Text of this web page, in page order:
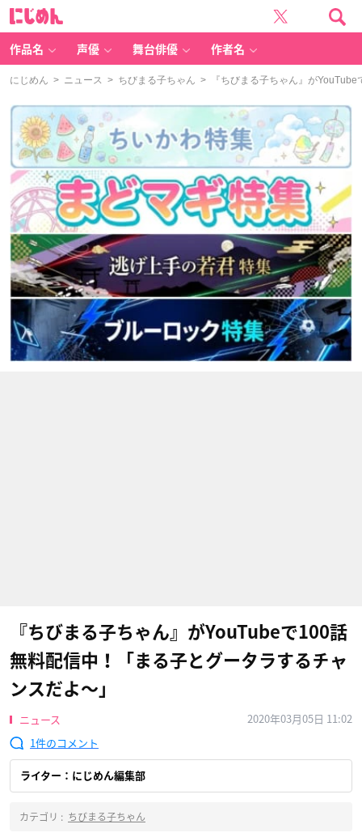
作品名 声優 舞台俳優 作者名
にじめん > ニュース > ちびまる子ちゃん > 『ちびまる子ちゃん』がYouTube
『ちびまる子ちゃん』がYouTubeで100話
無料配信中！「まる子とグータラするチャ
ンスだよ〜」
ニュース
2020年03月05日 11:02
1
ライター：にじめん編集部
カテゴリ : ちびまる子ちゃん